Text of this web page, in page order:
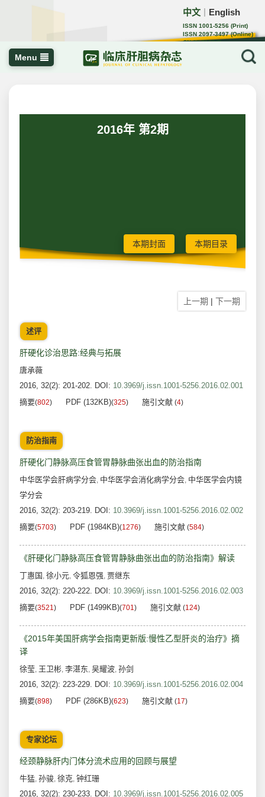
中文 English
ISSN 1001-5256 (Print)
ISSN 2097-3497 (Online)
CN 22-1108/R
Menu
2016年 第2期
本期封面 本期目录
上一期 | 下一期
述评
肝硬化诊治思路:经典与拓展
唐承薇
2016, 32(2): 201-202. DOI: 10.3969/j.issn.1001-5256.2016.02.001
摘要(802) PDF (132KB)(325) 施引文献 (4)
防治指南
肝硬化门静脉高压食管胃静脉曲张出血的防治指南
中华医学会肝病学分会, 中华医学会消化病学分会, 中华医学会内镜
学分会
2016, 32(2): 203-219. DOI: 10.3969/j.issn.1001-5256.2016.02.002
摘要(5703) PDF (1984KB)(1276) 施引文献 (584)
《肝硬化门静脉高压食管胃静脉曲张出血的防治指南》解读
丁惠国 , 徐小元, 令狐恩强, 贾继东
2016, 32(2): 220-222. DOI: 10.3969/j.issn.1001-5256.2016.02.003
摘要(3521) PDF (1499KB)(701) 施引文献 (124)
《2015年美国肝病学会指南更新版:慢性乙型肝炎的治疗》摘
译
徐莹, 王卫彬, 李湛东, 吴耀波, 孙剑
2016, 32(2): 223-229. DOI: 10.3969/j.issn.1001-5256.2016.02.004
摘要(898) PDF (286KB)(623) 施引文献 (17)
专家论坛
经颈静脉肝内门体分流术应用的回顾与展望
牛猛, 孙骏, 徐克, 钟红珊
2016, 32(2): 230-233. DOI: 10.3969/j.issn.1001-5256.2016.02.005